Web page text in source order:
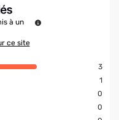
à un
ce site
3
1
0
0